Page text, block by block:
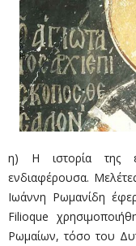
η) Η ιστορία της
ενδιαφέρουσα.
Ιωάννη Ρωμανίδη
Filioque
Ρωμαίων, τόσο του